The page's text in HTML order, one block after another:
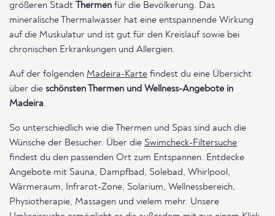
größeren Stadt
Thermen für die Bevölkerung. Das
mineralische Thermalwasser hat eine entspannende Wirkung
auf die Muskulatur und ist gut für den Kreislauf sowie bei
chronischen Erkrankungen und Allergien.
Auf der folgenden Madeira-Karte findest du eine Übersicht
über die schönsten Thermen und Wellness-Angebote in
Madeira.
So unterschiedlich wie die Thermen und Spas sind auch die
Wünsche der Besucher. Über die Swimcheck-Filtersuche
findest du den passenden Ort zum Entspannen. Entdecke
Angebote mit Sauna, Dampfbad, Solebad, Whirlpool,
Wärmeraum, Infrarot-Zone, Solarium, Wellnessbereich,
Physiotherapie, Massagen und vielem mehr. Unsere